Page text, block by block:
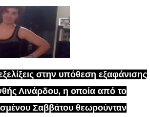
στην υπόθεση εξαφάνισης
Λινάρδου, η οποία από το
Σαββάτου θεωρούνταν